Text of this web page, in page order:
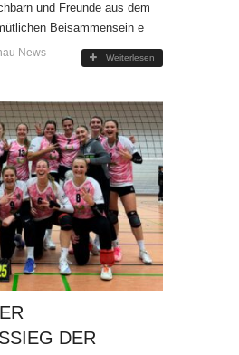
und Freunde aus dem
Beisammensein e
News Weiterlesen
DER